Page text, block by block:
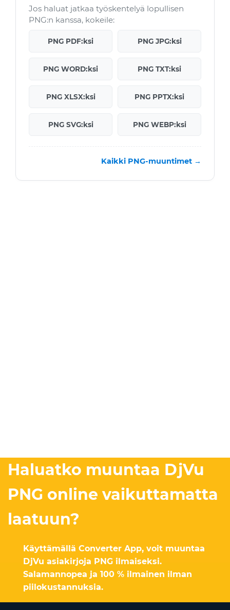
Jos haluat jatkaa työskentelyä lopullisen
PNG:n kanssa, kokeile:
PNG PDF:ksi PNG JPG:ksi
PNG WORD:ksi PNG TXT:ksi
PNG XLSX:ksi PNG PPTX:ksi
PNG SVG:ksi PNG WEBP:ksi
Kaikki PNG-muuntimet →
Haluatko muuntaa DjVu
PNG online vaikuttamatta
laatuun?
Käyttämällä Converter App, voit muuntaa
DjVu asiakirjoja PNG ilmaiseksi.
Salamannopea ja 100 % ilmainen ilman
piilokustannuksia.